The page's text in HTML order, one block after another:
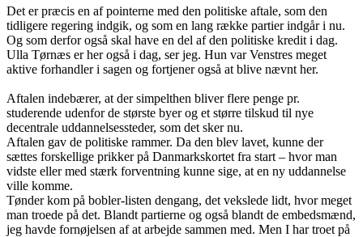
Det er præcis en af pointerne med den politiske aftale, som den
tidligere regering indgik, og som en lang række partier indgår i nu.
Og som derfor også skal have en del af den politiske kredit i dag.
Ulla Tørnæs er her også i dag, ser jeg. Hun var Venstres meget
aktive forhandler i sagen og fortjener også at blive nævnt her.
Aftalen indebærer, at der simpelthen bliver flere penge pr.
studerende udenfor de største byer og et større tilskud til nye
decentrale uddannelsessteder, som det sker nu.
Aftalen gav de politiske rammer. Da den blev lavet, kunne der
sættes forskellige prikker på Danmarkskortet fra start – hvor man
vidste eller med stærk forventning kunne sige, at en ny uddannelse
ville komme.
Tønder kom på bobler-listen dengang, det vekslede lidt, hvor meget
man troede på det. Blandt partierne og også blandt de embedsmænd,
jeg havde fornøjelsen af at arbejde sammen med. Men I har troet på